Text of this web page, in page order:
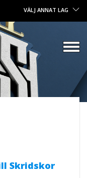
VÄLJ ANNAT LAG
Skridskor